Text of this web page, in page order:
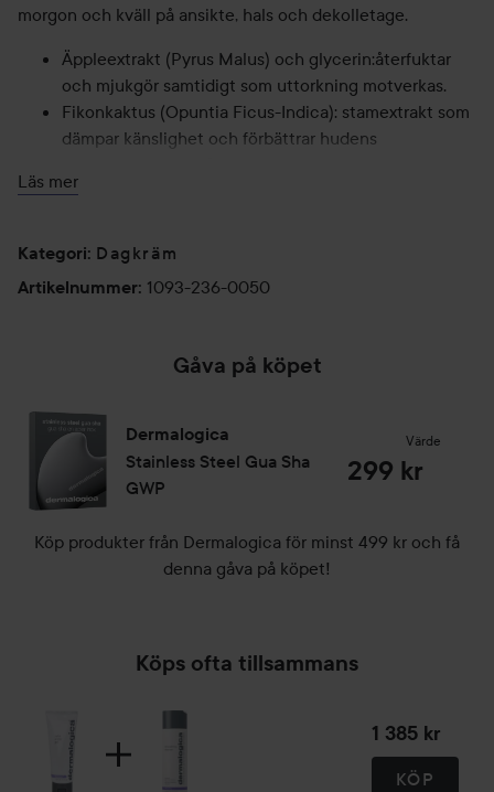
morgon och kväll på ansikte, hals och dekolletage.
Äppleextrakt (Pyrus Malus) och glycerin:återfuktar
och mjukgör samtidigt som uttorkning motverkas.
Fikonkaktus (Opuntia Ficus-Indica): stamextrakt som
dämpar känslighet och förbättrar hudens
Natriumhyaluronat och hydrolyserat
hyaluronsyramolekyler. Denna unika teknologi
optimerar fukthalten i vävnaden under många timmar.
Läs mer
Kategori: Dagkräm
Artikelnummer: 1093-236-0050
Gåva på köpet
Dermalogica
Stainless Steel Gua Sha
GWP
Värde
299 kr
Köp produkter från Dermalogica för minst 499 kr och få
denna gåva på köpet!
Köps ofta tillsammans
1 385 kr
KÖP